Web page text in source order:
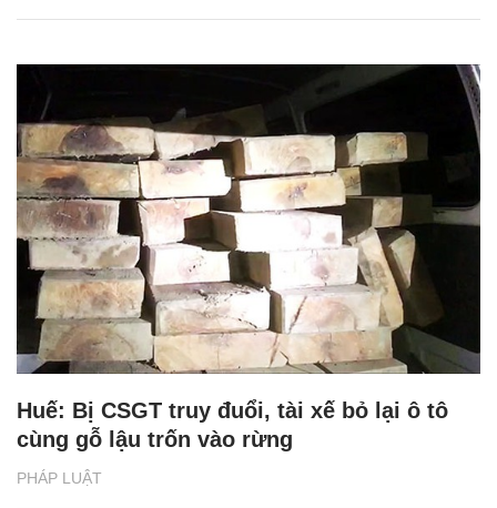
PHÁP LUẬT
Huế: Bị CSGT truy đuổi, tài xế bỏ lại ô tô
cùng gỗ lậu trốn vào rừng